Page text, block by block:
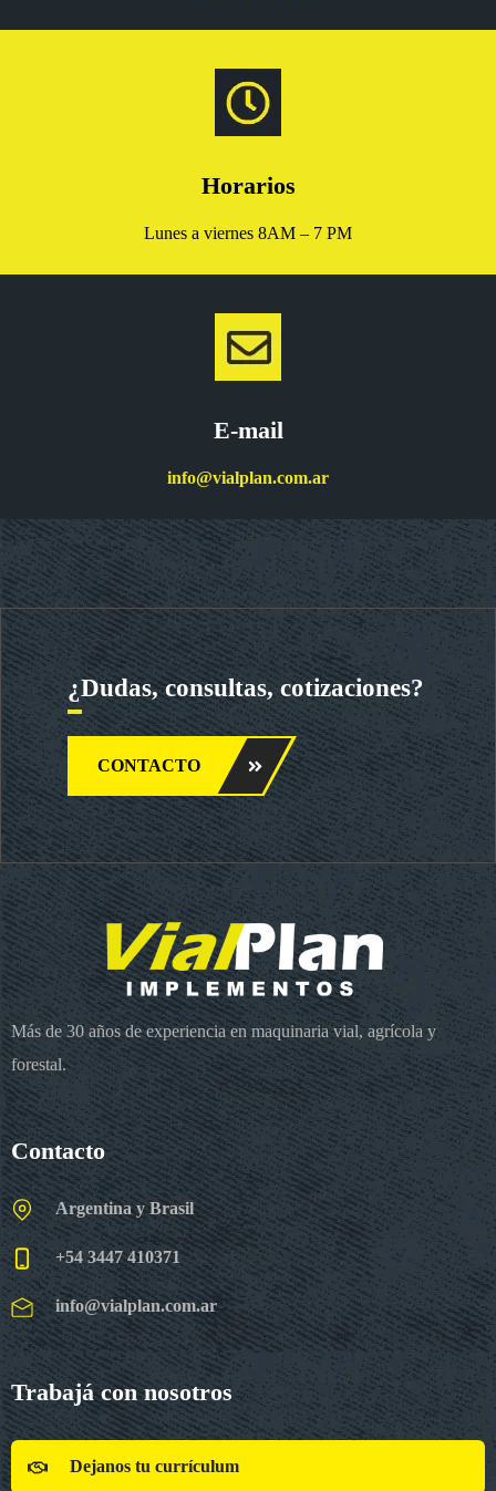
Horarios
Lunes a viernes 8AM – 7 PM
E-mail
info@vialplan.com.ar
¿Dudas, consultas, cotizaciones?
CONTACTO
Más de 30 años de experiencia en maquinaria vial, agrícola y
forestal.
Contacto
Argentina y Brasil
+54 3447 410371
info@vialplan.com.ar
Trabajá con nosotros
Dejanos tu currículum